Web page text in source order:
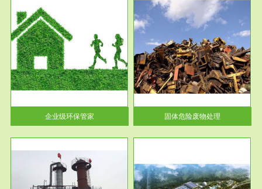
企业级环保管家
服务范围
固体危险废物处理
固体废物解释：固体废物是指人
们在生产建设、日常生活和其他
活动中...
固体危险废物处理
服务范围